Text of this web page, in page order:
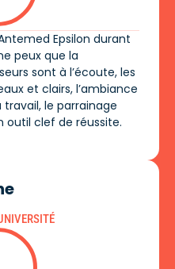
Epsilon durant
peux que la
sont à l’écoute, les
et clairs, l’ambiance
le parrainage
outil clef de réussite.